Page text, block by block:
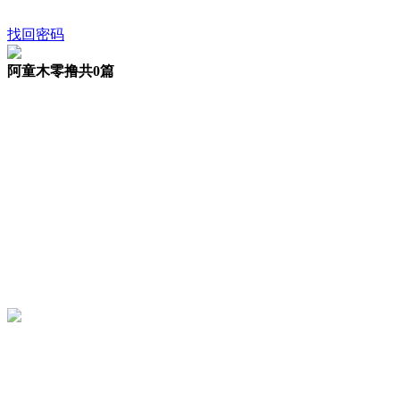
找回密码
阿童木零撸共0篇